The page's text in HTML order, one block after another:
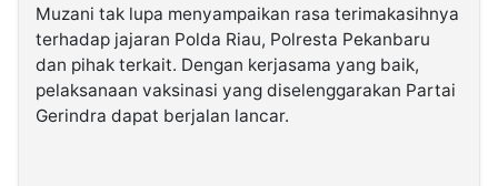
Muzani tak lupa menyampaikan rasa terimakasihnya
terhadap jajaran Polda Riau, Polresta Pekanbaru
dan pihak terkait. Dengan kerjasama yang baik,
pelaksanaan vaksinasi yang diselenggarakan Partai
Gerindra dapat berjalan lancar.